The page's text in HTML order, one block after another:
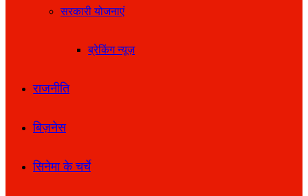
सरकारी योजनाएं
ब्रेकिंग न्यूज़
राजनीति
बिज़नेस
सिनेमा के चर्चे